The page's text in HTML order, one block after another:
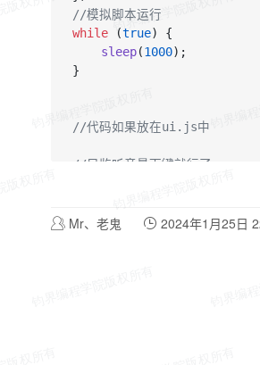
//模拟脚本运行
while (true) {
sleep(1000);
}
//代码如果放在ui.js中
//只监听音量下键就行了
logd ("脚本停止")
Mr、老鬼 2024年1月25日